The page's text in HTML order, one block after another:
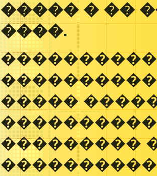
����� � ��
����.
����������
�����
���������